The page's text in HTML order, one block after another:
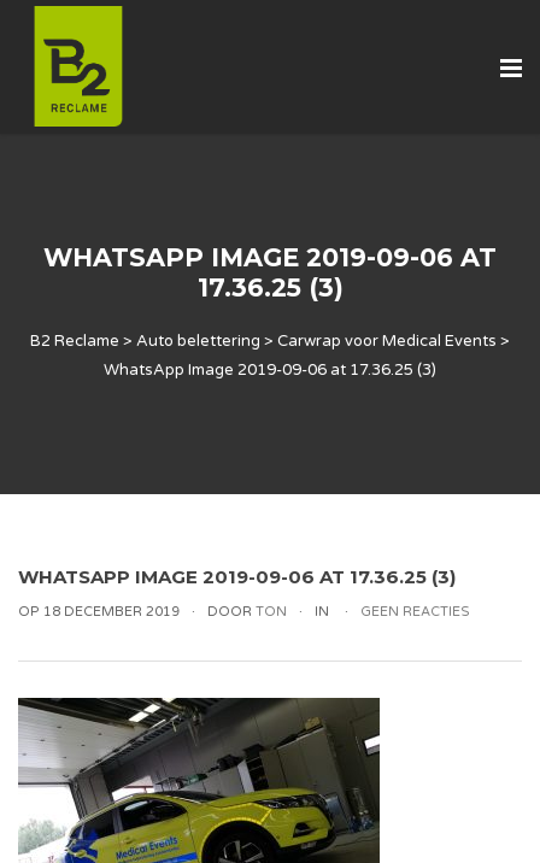
WHATSAPP IMAGE 2019-09-06 AT
17.36.25 (3)
B2 Reclame > Auto belettering > Carwrap voor Medical Events >
WhatsApp Image 2019-09-06 at 17.36.25 (3)
WHATSAPP IMAGE 2019-09-06 AT 17.36.25 (3)
OP 18 DECEMBER 2019 DOOR TON IN GEEN REACTIES